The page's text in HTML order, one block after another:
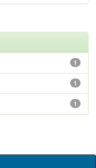
1
1
1